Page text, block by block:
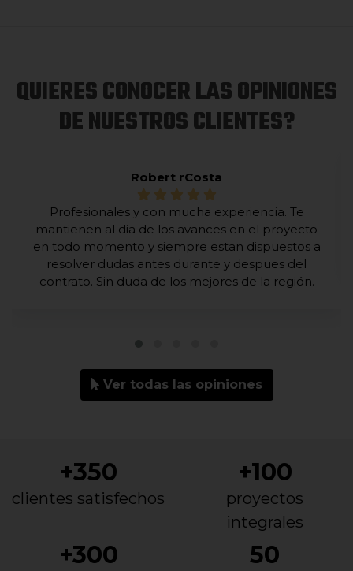
QUIERES CONOCER LAS OPINIONES
DE NUESTROS CLIENTES?
Robert rCosta
Profesionales y con mucha experiencia. Te
mantienen al dia de los avances en el proyecto
en todo momento y siempre estan dispuestos a
resolver dudas antes durante y despues del
contrato. Sin duda de los mejores de la región.
Ver todas las opiniones
+350
clientes satisfechos
+100
proyectos
integrales
+300 50